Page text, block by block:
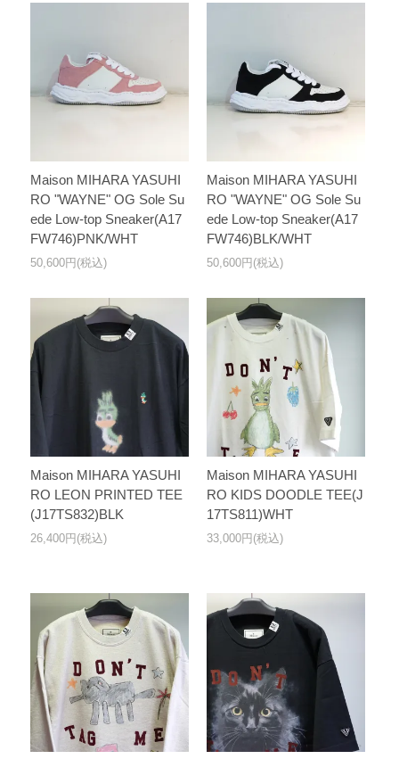
Maison MIHARA YASUHI
RO "WAYNE" OG Sole Su
ede Low-top Sneaker(A17
FW746)PNK/WHT
50,600円(税込)
Maison MIHARA YASUHI
RO "WAYNE" OG Sole Su
ede Low-top Sneaker(A17
FW746)BLK/WHT
50,600円(税込)
Maison MIHARA YASUHI
RO LEON PRINTED TEE
(J17TS832)BLK
26,400円(税込)
Maison MIHARA YASUHI
RO KIDS DOODLE TEE(J
17TS811)WHT
33,000円(税込)